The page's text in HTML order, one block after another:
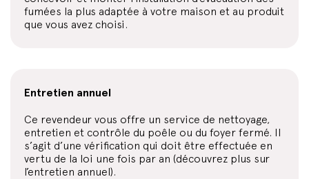
fumées la plus adaptée à votre maison et au produit
que vous avez choisi.
Entretien annuel
Ce revendeur vous offre un service de nettoyage,
entretien et contrôle du poêle ou du foyer fermé. Il
s’agit d’une vérification qui doit être effectuée en
vertu de la loi une fois par an (découvrez plus sur
l’entretien annuel).